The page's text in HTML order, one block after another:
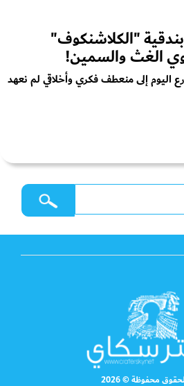
"الكلاشنكوف"
الغث والسمين!
اليوم إلى منعطف فكري وأخلاقي لم نعهد
محفوظة © 2026